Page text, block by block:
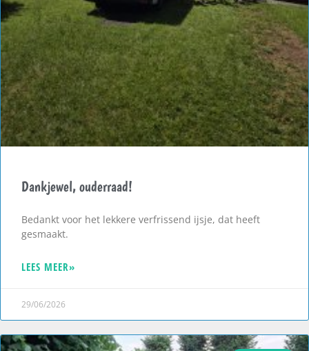
Dankjewel, ouderraad!
Bedankt voor het lekkere verfrissend ijsje, dat heeft
gesmaakt.
LEES MEER»
29/06/2026